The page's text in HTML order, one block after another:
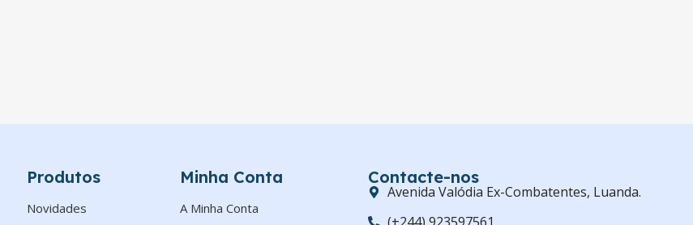
Produtos
Novidades
Minha Conta
A Minha Conta
Contacte-nos
Avenida Valódia Ex-Combatentes, Luanda.